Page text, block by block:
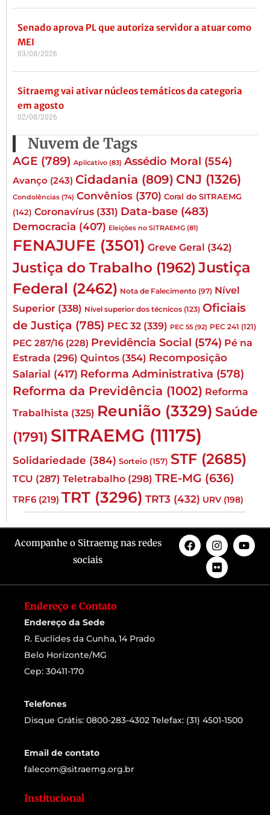
Senado aprova PL que autoriza servidor a atuar como
MEI
03/08/2026
Sitraemg vai ativar núcleos temáticos da categoria
em agosto
02/08/2026
Nuvem de Tags
AGE (789) Aplicativo (83) Assédio Moral (554)
Avanço (243) Cidadania (809) CNJ (1326)
Condolências (74) Convênios (370) Coral do SITRAEMG
(142) Coronavírus (331) Data-base (483)
Democracia (407) Eleições no SITRAEMG (81)
FENAJUFE (3501) Greve Geral (342)
Justiça do Trabalho (1962) Justiça
Federal (2462) Nota de Falecimento (97) Nível
Superior (338) Nível superior dos técnicos (123) Oficiais
de Justiça (785) PEC 32 (339) PEC 55 (92) PEC 241 (121)
PEC 287/16 (228) Previdência Social (574) Pé na
Estrada (296) Quintos (354) Recomposição
Salarial (417) Reforma Administrativa (578)
Reforma da Previdência (1002) Reforma
Trabalhista (325) Reunião (3329) Saúde
(1791) SITRAEMG (11175)
Solidariedade (384) Sorteio (157) STF (2685)
TCU (287) Teletrabalho (298) TRE-MG (636)
TRF6 (219) TRT (3296) TRT3 (432) URV (198)
Acompanhe o Sitraemg nas redes
sociais
Endereço e Contato
Endereço da Sede
R. Euclides da Cunha, 14 Prado
Belo Horizonte/MG
Cep: 30411-170
Telefones
Disque Grátis: 0800-283-4302 Telefax: (31) 4501-1500
Email de contato
falecom@sitraemg.org.br
Institucional